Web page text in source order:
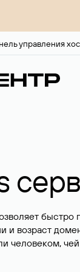
управления
и возраст
человеком,